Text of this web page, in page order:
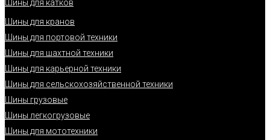
Шины для катков
Шины для кранов
Шины для портовой техники
Шины для шахтной техники
Шины для карьерной техники
Шины для сельскохозяйственной техники
Шины грузовые
Шины легкогрузовые
Шины для мототехники